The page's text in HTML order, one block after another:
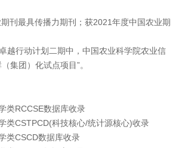
刊最具传播力期刊；获2021年度中国农业期
越行动计划二期中，中国农业科学院农业信
集团）化试点项目”。
类RCCSE数据库收录
类CSTPCD(科技核心/统计源核心)收录
类CSCD数据库收录